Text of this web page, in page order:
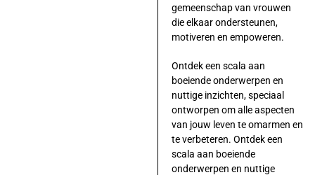
gemeenschap van vrouwen
die elkaar ondersteunen,
motiveren en empoweren.
Ontdek een scala aan
boeiende onderwerpen en
nuttige inzichten, speciaal
ontworpen om alle aspecten
van jouw leven te omarmen en
te verbeteren. Ontdek een
scala aan boeiende
onderwerpen en nuttige